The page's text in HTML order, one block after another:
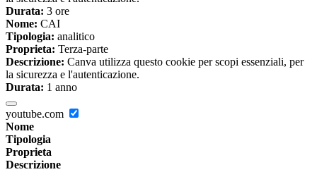
Durata: 3 ore
Nome: CAI
Tipologia: analitico
Proprieta: Terza-parte
Descrizione: Canva utilizza questo cookie per scopi essenziali, per
la sicurezza e l'autenticazione.
Durata: 1 anno
youtube.com
Nome
Tipologia
Proprieta
Descrizione